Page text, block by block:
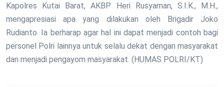
Kapolres Kutai Barat, AKBP Heri Rusyaman, S.I.K., M.H.,
mengapresiasi apa yang dilakukan oleh Brigadir Joko
Rudianto. Ia berharap agar hal ini dapat menjadi contoh bagi
personel Polri lainnya untuk selalu dekat dengan masyarakat
dan menjadi pengayom masyarakat. (HUMAS POLRI/KT)